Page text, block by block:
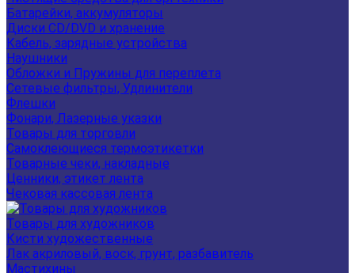
Батарейки, аккумуляторы
Диски CD/DVD и хранение
Кабель, зарядные устройства
Наушники
Обложки и Пружины для переплета
Сетевые фильтры, Удлинители
Флешки
Фонари, Лазерные указки
Товары для торговли
Самоклеющиеся термоэтикетки
Товарные чеки, накладные
Ценники, этикет лента
Чековая кассовая лента
Товары для художников
Кисти художественные
Лак акриловый, воск, грунт, разбавитель
Мастихины